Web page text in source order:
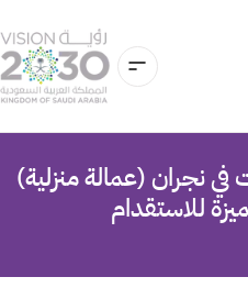
نجران (عمالة منزلية)
للاستقدام